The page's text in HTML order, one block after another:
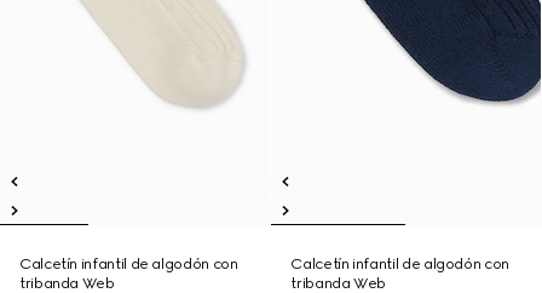
Calcetín infantil de algodón con
tribanda Web
Calcetín infantil de algodón con
tribanda Web